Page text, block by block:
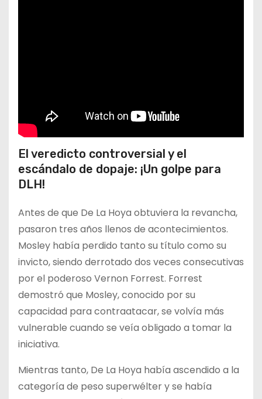
El veredicto controversial y el
escándalo de dopaje: ¡Un golpe para
DLH!
Antes de que De La Hoya obtuviera la revancha,
pasaron tres años llenos de acontecimientos.
Mosley había perdido tanto su título como su
invicto, siendo derrotado dos veces consecutivas
por el poderoso Vernon Forrest. Forrest
demostró que Mosley, conocido por su
capacidad para contraatacar, se volvía más
vulnerable cuando se veía obligado a tomar la
iniciativa.
Mientras tanto, De La Hoya había ascendido a la
categoría de peso superwélter y se había